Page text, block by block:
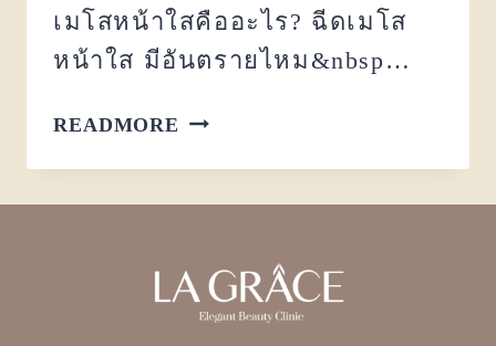
เมโสหน้าใสคืออะไร? ฉีดเมโส
หน้าใส มีอันตรายไหม&nbsp…
READMORE